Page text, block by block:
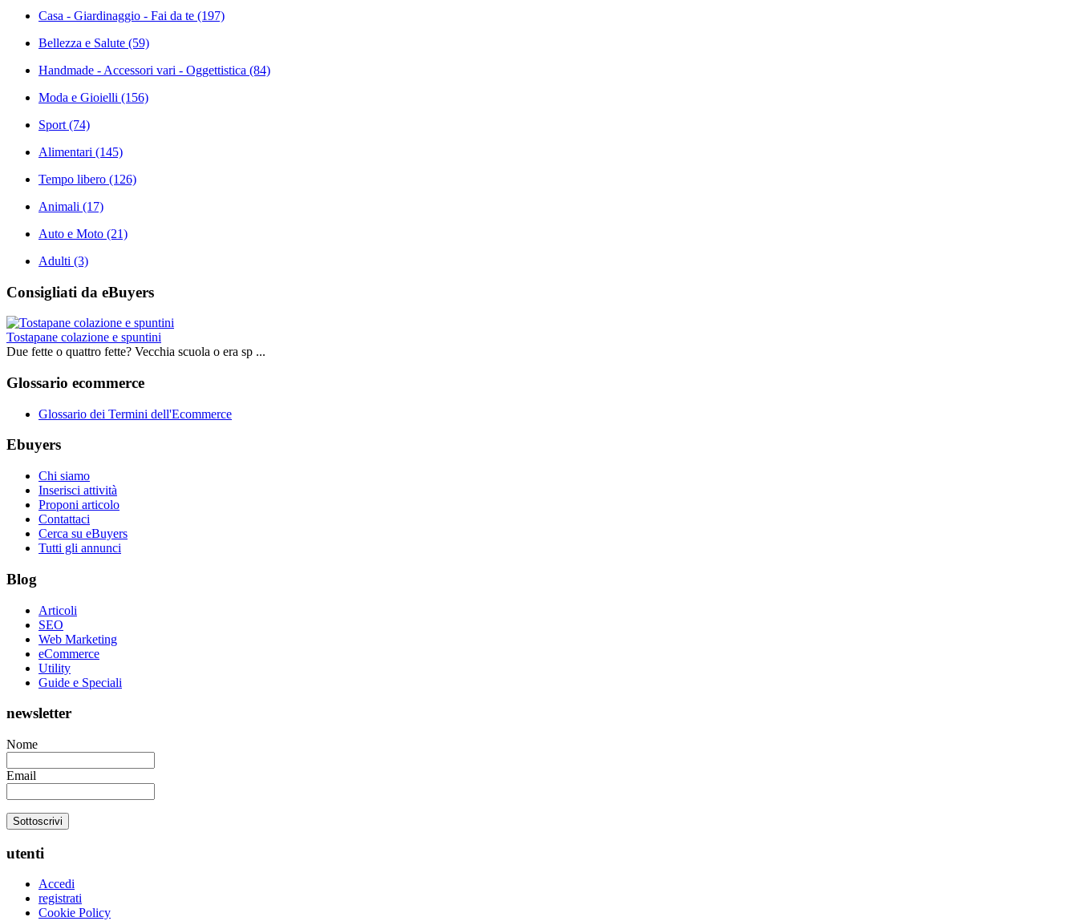
Casa - Giardinaggio - Fai da te (197)
Bellezza e Salute (59)
Handmade - Accessori vari - Oggettistica (84)
Moda e Gioielli (156)
Sport (74)
Alimentari (145)
Tempo libero (126)
Animali (17)
Auto e Moto (21)
Adulti (3)
Consigliati da eBuyers
Tostapane colazione e spuntini
Due fette o quattro fette? Vecchia scuola o era sp ...
Glossario ecommerce
Glossario dei Termini dell'Ecommerce
Ebuyers
Chi siamo
Inserisci attività
Proponi articolo
Contattaci
Cerca su eBuyers
Tutti gli annunci
Blog
Articoli
SEO
Web Marketing
eCommerce
Utility
Guide e Speciali
newsletter
Nome
Email
utenti
Accedi
registrati
Cookie Policy